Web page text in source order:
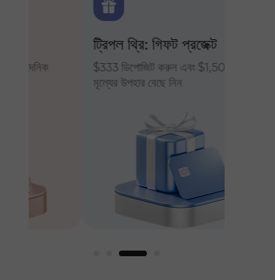
ট্রিপল থ্রি: গিফট প্রজেক্ট
$333 ডিপোজিট করুন এবং $1,500 পর্যন্ত
মূল্যের উপহার বেছে নিন